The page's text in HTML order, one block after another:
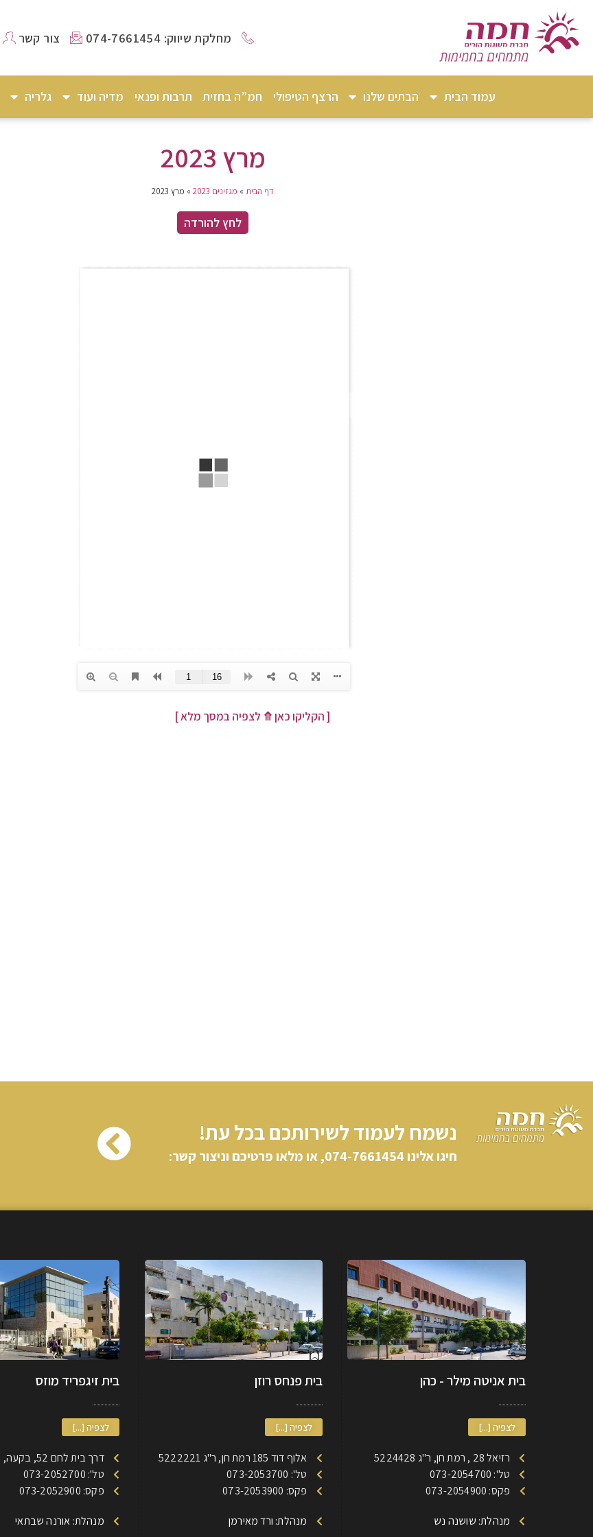
מחלקת שיווק: 074-7661454 צור קשר
עמוד הבית הבתים שלנו הרצף הטיפולי חמ”ה בחזית תרבות ופנאי מדיה ועוד גלריה
מרץ 2023
דף הבית» מגזינים 2023 » מרץ 2023
לחץ להורדה
[ הקליקו כאן⤊ לצפיה במסך מלא ]
נשמח לעמוד לשירותכם בכל עת!
חיגו אלינו​ 074-7661454, או מלאו פרטיכם וניצור קשר:
בית אניטה מילר - כהן
לצפיה [...]
רזיאל 28 , רמת חן, ר"ג 5224428
טל': 073-2054700
פקס: 073-2054900
מנהלת: שושנה נש
בית פנחס רוזן
לצפיה [...]
אלוף דוד 185 רמת חן, ר"ג 5222221
טל': 073-2053700
פקס: 073-2053900
מנהלת: ורד מאירמן
בית זיגפריד מוזס
לצפיה [...]
דרך בית לחם 52, בקעה, ירושלים
טל': 073-2052700
פקס: 073-2052900
מנהלת: אורנה שבתאי